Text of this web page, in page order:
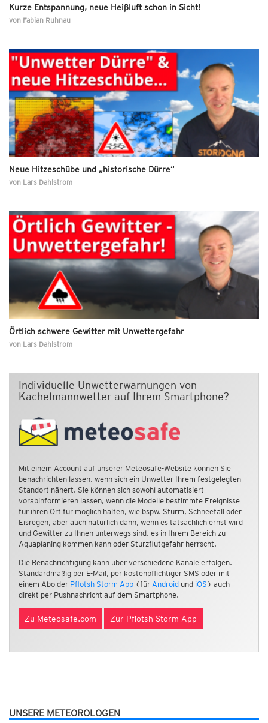
Kurze Entspannung, neue Heißluft schon in Sicht!
von Fabian Ruhnau
Neue Hitzeschübe und „historische Dürre“
von Lars Dahlstrom
Örtlich schwere Gewitter mit Unwettergefahr
von Lars Dahlstrom
Individuelle Unwetterwarnungen von
Kachelmannwetter auf Ihrem Smartphone?
Mit einem Account auf unserer Meteosafe-Website können Sie
benachrichten lassen, wenn sich ein Unwetter Ihrem festgelegten
Standort nähert. Sie können sich sowohl automatisiert
vorabinformieren lassen, wenn die Modelle bestimmte Ereignisse
für ihren Ort für möglich halten, wie bspw. Sturm, Schneefall oder
Eisregen, aber auch natürlich dann, wenn es tatsächlich ernst wird
und Gewitter zu Ihnen unterwegs sind, es in Ihrem Bereich zu
Aquaplaning kommen kann oder Sturzflutgefahr herrscht.
Die Benachrichtigung kann über verschiedene Kanäle erfolgen.
Standardmäßig per E-Mail, per kostenpflichtiger SMS oder mit
einem Abo der Pflotsh Storm App (für Android und iOS ) auch
direkt per Pushnachricht auf dem Smartphone.
Zu Meteosafe.com Zur Pflotsh Storm App
UNSERE METEOROLOGEN